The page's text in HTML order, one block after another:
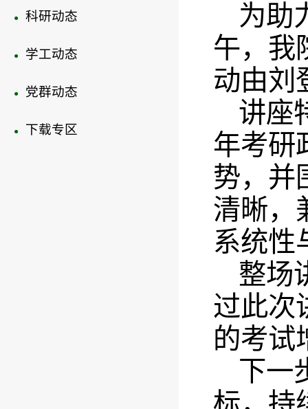
● 科研动态
● 学工动态
● 党群动态
● 下载专区
为助
午，我
动由刘
讲座
年考研
势，并
清晰，
系统性
整场
过此次
的考试
下一